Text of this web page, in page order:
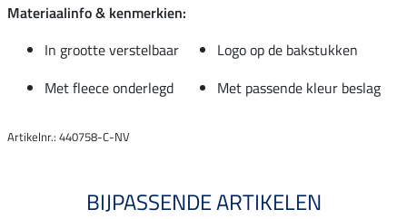
Materiaalinfo & kenmerkien:
In grootte verstelbaar
Logo op de bakstukken
Met fleece onderlegd
Met passende kleur beslag
Artikelnr.: 440758-C-NV
BIJPASSENDE ARTIKELEN